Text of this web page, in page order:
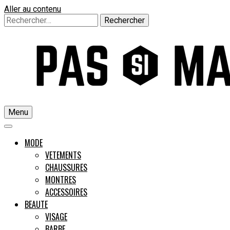
Aller au contenu
Rechercher :
Pas si
Un guide pour l'homme moderne
Menu
MODE
VETEMENTS
CHAUSSURES
MONTRES
ACCESSOIRES
BEAUTE
VISAGE